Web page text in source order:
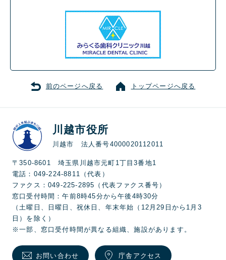
前のページへ戻る トップページへ戻る
川越市役所
川越市 法人番号4000020112011
〒350-8601 埼玉県川越市元町1丁目3番地1
電話：049-224-8811（代表）
ファクス：049-225-2895（代表ファクス番号）
窓口受付時間：午前8時45分から午後4時30分
（土曜日、日曜日、祝休日、年末年始（12月29日から1月3
日）を除く）
※一部、窓口受付時間が異なる組織、施設があります。
お問い合わせ 庁舎アクセス